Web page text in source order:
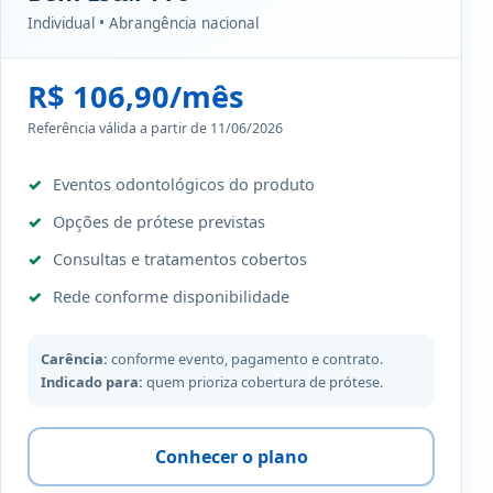
Individual • Abrangência nacional
R$ 106,90/mês
Referência válida a partir de 11/06/2026
Eventos odontológicos do produto
Opções de prótese previstas
Consultas e tratamentos cobertos
Rede conforme disponibilidade
Carência: conforme evento, pagamento e contrato.
Indicado para: quem prioriza cobertura de prótese.
Conhecer o plano